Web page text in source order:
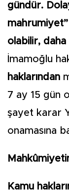
gündür.
olabilir, daha
İmamoğlu
haklarından
7 ay 15 gün
şayet karar
onamasına
Kamu